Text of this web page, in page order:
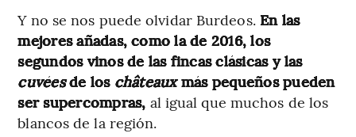
Y no se nos puede olvidar Burdeos.En las
mejores añadas, como la de 2016, los
segundos vinos de las fincas clásicas y las
cuvéesde los châteauxmás pequeños pueden
ser supercompras, al igual que muchos de los
blancos de la región.